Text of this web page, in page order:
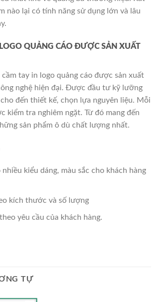
nào lại có tính năng sử dụng lớn và lâu
QUẢNG CÁO ĐƯỢC SẢN XUẤT
tay in logo quảng cáo được sản xuất
nghệ hiện đại. Được đầu tư kỹ lưỡng
đến thiết kế, chọn lựa nguyên liệu. Mỗi
kiểm tra nghiêm ngặt. Từ đó mang đến
sản phẩm ô dù chất lượng nhất.
kiểu dáng, màu sắc cho khách hàng
kích thước và số lượng
yêu cầu của khách hàng.
TỰ